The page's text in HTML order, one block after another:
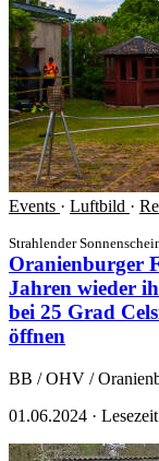
Events · Luftbild ·
Strahlender
Oranienburger
Jahren wieder
bei 25 Grad
öffnen
BB / OHV /
01.06.2024 ·